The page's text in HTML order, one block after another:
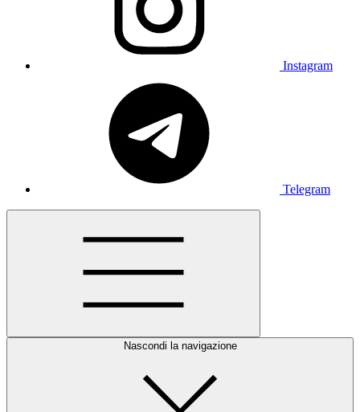
Instagram
Telegram
Nascondi la navigazione